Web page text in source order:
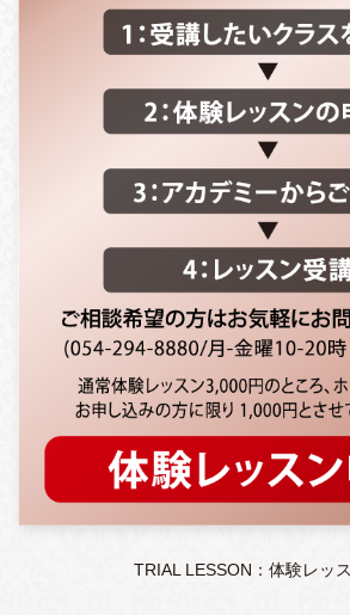
TRIAL LESSON：体験レッ